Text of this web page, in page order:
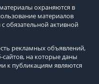
материалы охраняются в
материалов
обязательной активной
рекламных объявлений,
сайтов, на которые даны
к публикациям являются